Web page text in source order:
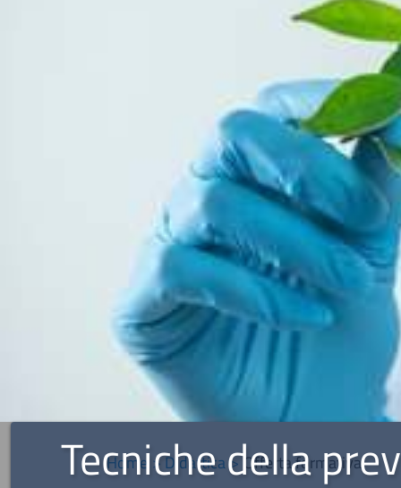
tecniche della prevenzione nell'ambiente e nei Home Didattica Offerta formativa